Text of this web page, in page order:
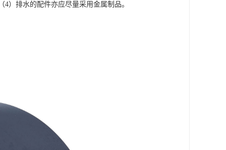
）排水的配件亦应尽量采用金属制品。